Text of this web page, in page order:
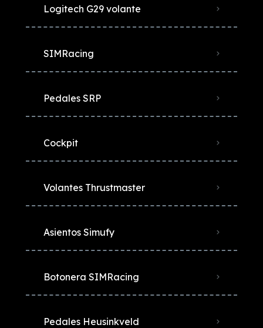
Logitech G29 volante
SIMRacing
Pedales SRP
Cockpit
Volantes Thrustmaster
Asientos Simufy
Botonera SIMRacing
Pedales Heusinkveld